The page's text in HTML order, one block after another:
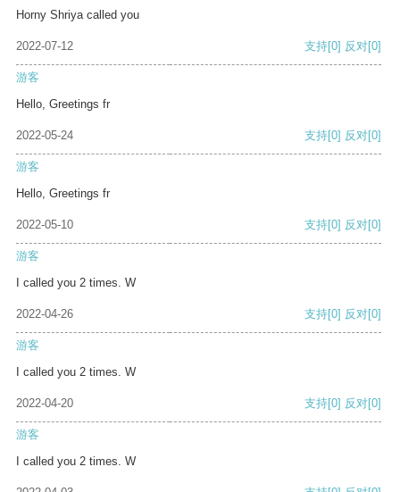
Horny Shriya called you
2022-07-12 支持[0] 反对[0]
游客
Hello, Greetings fr
2022-05-24 支持[0] 反对[0]
游客
Hello, Greetings fr
2022-05-10 支持[0] 反对[0]
游客
I called you 2 times. W
2022-04-26 支持[0] 反对[0]
游客
I called you 2 times. W
2022-04-20 支持[0] 反对[0]
游客
I called you 2 times. W